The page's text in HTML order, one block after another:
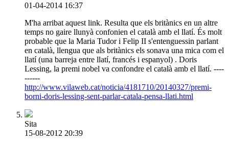
01-04-2014 16:37
M'ha arribat aquest link. Resulta que els britànics en un altre
temps no gaire llunyà confonien el català amb el llatí. És molt
probable que la Maria Tudor i Felip II s'entenguessin parlant
en català, llengua que als britànics els sonava una mica com el
llatí (una barreja entre llatí, francés i espanyol) . Doris
Lessing, la premi nobel va confondre el català amb el llatí. ----
------
http://www.vilaweb.cat/noticia/4181710/20140327/premi-
borni-doris-lessing-sent-parlar-catala-pensa-llati.html
Sita
15-08-2012 20:39